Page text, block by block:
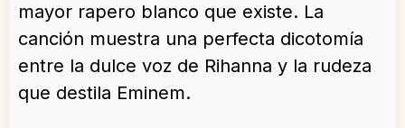
mayor rapero blanco que existe. La
canción muestra una perfecta dicotomía
entre la dulce voz de Rihanna y la rudeza
que destila Eminem.